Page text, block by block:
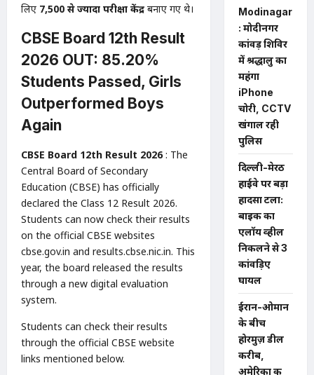
लिए 7,500 से ज्यादा परीक्षा केंद्र बनाए गए थे।
CBSE Board 12th Result
2026 OUT: 85.20%
Students Passed, Girls
Outperformed Boys
Again
CBSE Board 12th Result 2026: The
Central Board of Secondary
Education (CBSE) has officially
declared the Class 12 Result 2026.
Students can now check their results
on the official CBSE websites
cbse.gov.in and results.cbse.nic.in. This
year, the board released the results
through a new digital evaluation
system.
Students can check their results
through the official CBSE website
links mentioned below.
Modinagar
: मोदीनगर
कांवड़ शिविर
में श्रद्धालु का
महंगा
iPhone
चोरी, CCTV
खंगाल रही
पुलिस
दिल्ली-मेरठ
हाईवे पर बड़ा
हादसा टला:
बाइक का
एलॉय व्हील
निकलने से 3
कांवड़िए
घायल
ईरान-ओमान
के बीच
होरमुज़ डील
करीब,
अमेरिका की